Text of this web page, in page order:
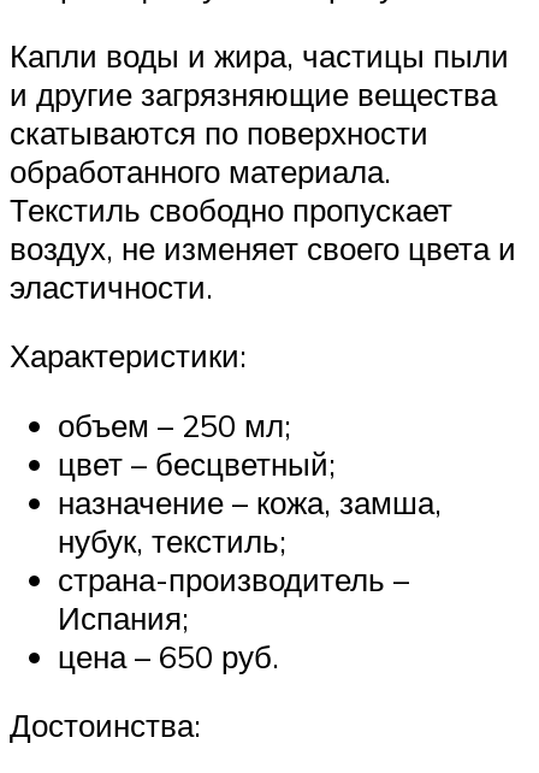
Капли воды и жира, частицы пыли
и другие загрязняющие вещества
скатываются по поверхности
обработанного материала.
Текстиль свободно пропускает
воздух, не изменяет своего цвета и
эластичности.
Характеристики:
объем – 250 мл;
цвет – бесцветный;
назначение – кожа, замша,
нубук, текстиль;
страна-производитель –
Испания;
цена – 650 руб.
Достоинства: